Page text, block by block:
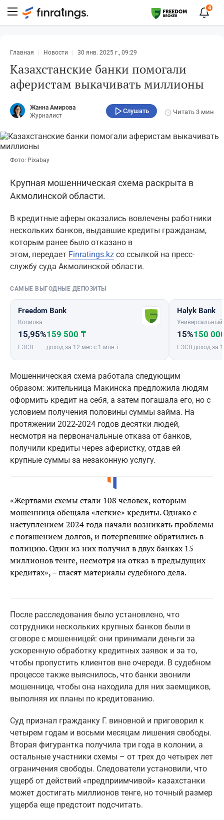
4
Главная Новости 30 янв. 2025 г., 09:29
Казахстанские банки помогали
аферистам выкачивать миллионы
Жанна Амирова
Журналист
Слушать Читать 3 мин
Фото: Pixabay
Крупная мошенническая схема раскрыта в
Акмолинской области.
В кредитные аферы оказались вовлечены работники
нескольких банков, выдавшие кредиты гражданам,
которым ранее было отказано в
этом, передает Finratings.kz со ссылкой на пресс-
службу суда Акмолинской области.
САМЫЕ ВЫГОДНЫЕ ДЕПОЗИТЫ
Freedom Bank
Копилка
15,95%
ГЭСВ
159 500 ₸
доход за 12 мес с 1 млн ₸
Halyk Bank
Универсальный
15%
ГЭСВ
150
доход за
Мошенническая схема работала следующим
образом: жительница Макинска предложила людям
оформить кредит на себя, а затем погашала его, но с
условием получения половины суммы займа. На
протяжении 2022-2024 годов десятки людей,
несмотря на первоначальные отказа от банков,
получили кредиты через аферистку, отдав ей
крупные суммы за незаконную услугу.
«Жертвами схемы стали 108 человек, которым
мошенница обещала «легкие» кредиты. Однако с
наступлением 2024 года начали возникать проблемы
с погашением долгов, и потерпевшие обратились в
полицию. Один из них получил в двух банках 15
миллионов тенге, несмотря на отказ в предыдущих
кредитах», – гласят материалы судебного дела.
После расследования было установлено, что
сотрудники нескольких крупных банков были в
сговоре с мошенницей: они принимали деньги за
ускоренную обработку кредитных заявок и за то,
чтобы пропустить клиентов вне очереди. В судебном
процессе также выяснилось, что банки звонили
мошеннице, чтобы она находила для них заемщиков,
выполняя их планы по кредитованию.
Суд признал гражданку Г. виновной и приговорил к
четырем годам и восьми месяцам лишения свободы.
Вторая фигурантка получила три года в колонии, а
остальные участники схемы – от трех до четырех лет
ограничения свободы. Следователи установили, что
ущерб от действий «предприимчивой» казахстанки
может достигать миллионов тенге, но точный размер
ущерба еще предстоит подсчитать.